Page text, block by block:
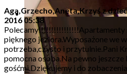
Aga,Grzecho,Aneta,Krzyś z
2016 05:38
Polecamy!!!!!!!!!!!!!!!!Apartamenty
pięknego jeziora.Wyposażone we
potrzeba,czysto i przytulnie.Pani
pomocna osoba.Na pewno jeszcze
gośćmi.Dziękujemy i do